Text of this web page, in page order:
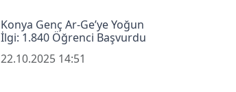
Konya Genç Ar-Ge’ye Yoğun
İlgi: 1.840 Öğrenci Başvurdu
22.10.2025 14:51